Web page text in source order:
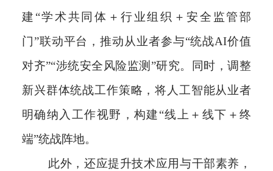
建“学术共同体＋行业组织＋安全监管部
门”联动平台，推动从业者参与“统战AI价值
对齐”“涉统安全风险监测”研究。同时，调整
新兴群体统战工作策略，将人工智能从业者
明确纳入工作视野，构建“线上＋线下＋终
端”统战阵地。
此外，还应提升技术应用与干部素养，